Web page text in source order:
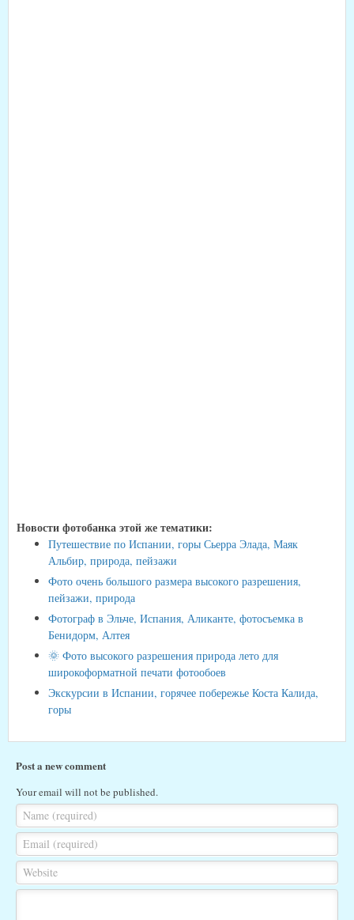
Новости фотобанка этой же тематики:
Путешествие по Испании, горы Сьерра Элада, Маяк
Альбир, природа, пейзажи
Фото очень большого размера высокого разрешения,
пейзажи, природа
Фотограф в Эльче, Испания, Аликанте, фотосъемка в
Бенидорм, Алтея
🌞 Фото высокого разрешения природа лето для
широкоформатной печати фотообоев
Экскурсии в Испании, горячее побережье Коста Калида,
горы
Post a new comment
Your email will not be published.
Name (required)
Email (required)
Website